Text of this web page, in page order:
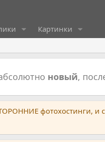
Картинки
новый,
фотохостинги,